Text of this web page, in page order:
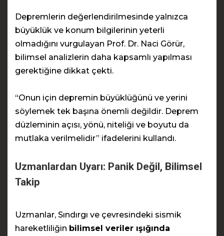
Depremlerin değerlendirilmesinde yalnızca
büyüklük ve konum bilgilerinin yeterli
olmadığını vurgulayan Prof. Dr. Naci Görür,
bilimsel analizlerin daha kapsamlı yapılması
gerektiğine dikkat çekti.
“Onun için depremin büyüklüğünü ve yerini
söylemek tek başına önemli değildir. Deprem
düzleminin açısı, yönü, niteliği ve boyutu da
mutlaka verilmelidir” ifadelerini kullandı.
Uzmanlardan Uyarı: Panik Değil, Bilimsel
Takip
Uzmanlar, Sındırgı ve çevresindeki sismik
hareketliliğin bilimsel veriler ışığında